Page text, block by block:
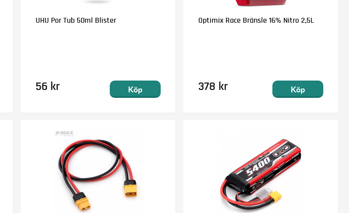
UHU Por Tub 50ml Blister
56 kr Köp
Optimix Race Bränsle 16% Nitro 2,5L
378 kr Köp